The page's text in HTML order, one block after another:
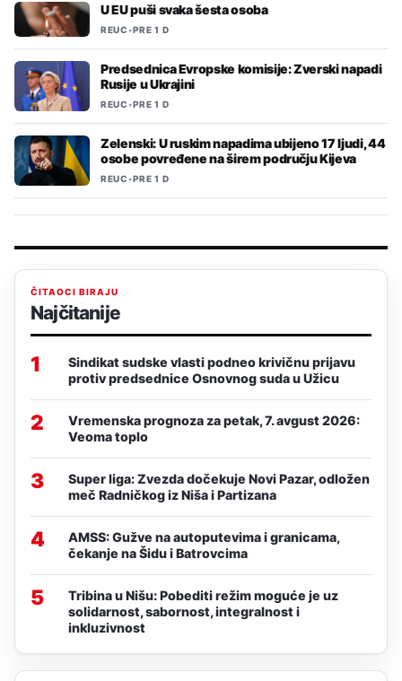
U EU puši svaka šesta osoba
REUC•PRE 1 D
Predsednica Evropske komisije: Zverski napadi
Rusije u Ukrajini
REUC•PRE 1 D
Zelenski: U ruskim napadima ubijeno 17 ljudi, 44
osobe povređene na širem području Kijeva
REUC•PRE 1 D
ČITAOCI BIRAJU
Najčitanije
1
Sindikat sudske vlasti podneo krivičnu prijavu
protiv predsednice Osnovnog suda u Užicu
2
Vremenska prognoza za petak, 7. avgust 2026:
Veoma toplo
3
Super liga: Zvezda dočekuje Novi Pazar, odložen
meč Radničkog iz Niša i Partizana
4
AMSS: Gužve na autoputevima i granicama,
čekanje na Šidu i Batrovcima
5
Tribina u Nišu: Pobediti režim moguće je uz
solidarnost, sabornost, integralnost i
inkluzivnost